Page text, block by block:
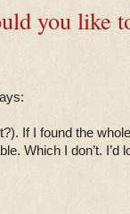
you like
If I found the
Which I don’t. I’d